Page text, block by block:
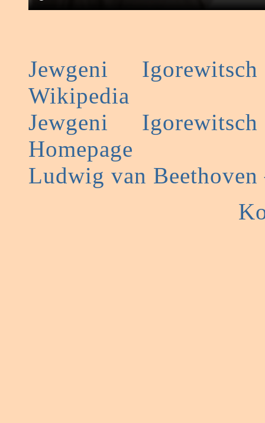
Jewgeni
Wikipedia
Jewgeni
Homepage
Ludwig van